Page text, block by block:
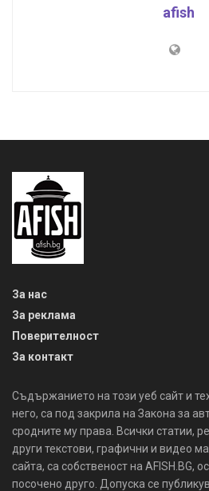
afish
За нас
За реклама
Поверителност
За контакт
Съдържанието на този уеб сайт и
него, са под закрила на Закона за
сродните му права. Всички статии,
други текстови, графични и видео
сайта, са собственост на AFISH.BG,
посочено друго. Допуска се